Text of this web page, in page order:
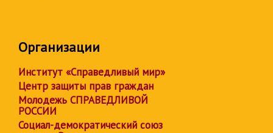
Организации
Институт «Справедливый мир»
Центр защиты прав граждан
Молодежь СПРАВЕДЛИВОЙ
РОССИИ
Социал-демократический союз